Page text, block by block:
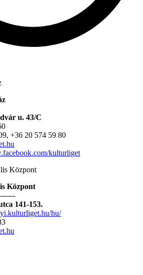
u. 43/C
+36 20 574 59 80
kulturliget
Központ
141-153.
hu/